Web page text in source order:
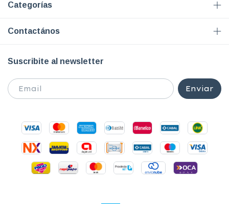
Categorías
Contactános
Suscribite al newsletter